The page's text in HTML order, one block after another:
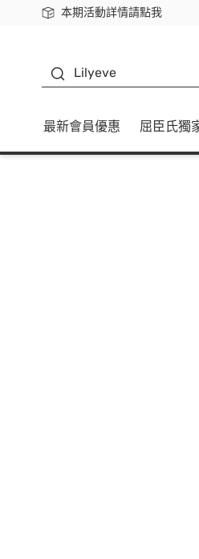
本期活動詳情請點我
下載app最高回饋$350
Lilyeve
最新會員優惠 屈臣氏獨